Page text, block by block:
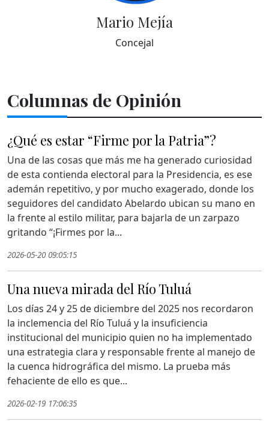
Mario Mejía
Concejal
Columnas de Opinión
¿Qué es estar “Firme por la Patria”?
Una de las cosas que más me ha generado curiosidad
de esta contienda electoral para la Presidencia, es ese
ademán repetitivo, y por mucho exagerado, donde los
seguidores del candidato Abelardo ubican su mano en
la frente al estilo militar, para bajarla de un zarpazo
gritando “¡Firmes por la...
2026-05-20 09:05:15
Una nueva mirada del Río Tuluá
Los días 24 y 25 de diciembre del 2025 nos recordaron
la inclemencia del Río Tuluá y la insuficiencia
institucional del municipio quien no ha implementado
una estrategia clara y responsable frente al manejo de
la cuenca hidrográfica del mismo. La prueba más
fehaciente de ello es que...
2026-02-19 17:06:35